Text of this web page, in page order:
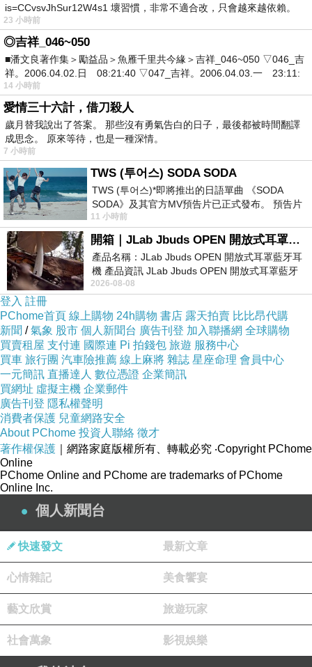
不過，在你搬去新家之前，我有一個小小的疑
問，想請教你——」
黃蜂急著拍動翅膀‥「你問吧！」
老松鼠看著牠，緩緩地問道‥
「你那一肚子，隨時準備蜇人的毒液，還有你那暴
躁易怒的壞脾氣，
是打算留在這裡，還是準備，隨身帶去新家
呢？」
黃蜂聽了，老羞成怒地，大叫道‥
「你這叫什麼話？這是我與生俱來的武器，難道‥
能平白無故丟下嗎？」
老松鼠聽了，嘆了一口氣，縮回樹洞前，丟下
最後一句話‥
「那麼，請記住我的忠告‥
到了花之谷，你很快又會發現‥那裡的居民，同
樣惡毒。
用不了多久，你那帶著毒刺的屁股，就會在那
裡，被憤怒的群眾，撕個粉碎。」
※寓意
故事描述‥不改自身劣根性，到哪都無法與人
相處，還總是把自身問題，歸咎於環境惡劣。
⊕一、江山易改，本性難移。
黃蜂滿腹怨氣，責怪身邊的鄰居惡毒，於是想
逃往世外桃源。
黃蜂想換新環境，卻不打算，改變自己愛蜇
人、暴躁的攻擊性。
不知道‥真正的「毒刺」和壞脾氣，都在自己
身上，不改掉本性，走到哪裡，都會覺得別人對不
起自己。
⊕二、盲目的環境逃避。
強烈諷刺現實生活中，某些「性格乖張、自私
自利」的人。
他們在人際關係中，處處碰壁，卻從不檢討自
⊕三、因果相隨的宿命‥
若一個人，不改變自己的缺點，與處事態度，
is=CCvsvJhSur12W4s1 壞習慣，非常不適合改，只會越來越依賴。
我害怕的
23 小時前
◎吉祥_046~050
■潘文良著作集＞勵益品＞魚雁千里共今緣＞吉祥_046~050 ▽046_吉
祥。2006.04.02.日 08:21:40 ▽047_吉祥。2006.04.03.一 23:11:
14 小時前
愛情三十六計，借刀殺人
歲月替我說出了答案。 那些沒有勇氣告白的日子，最後都被時間翻譯
成思念。 原來等待，也是一種深情。
7 小時前
TWS (투어스) SODA SODA
TWS (투어스)*即將推出的日語單曲 《SODA
SODA》及其官方MV預告片已正式發布。 預告片
一經發布， 就引發了粉絲們對這次夏季回
11 小時前
開箱｜JLab Jbuds OPEN 開放式耳罩藍牙耳機 - 設計美學，輕巧、透氣、環境音全物理達成！
產品名稱：JLab Jbuds OPEN 開放式耳罩藍牙耳
機 產品資訊 JLab Jbuds OPEN 開放式耳罩藍牙
耳機評語：非常有特色，值得喜愛美型工
2026-08-08
登入 註冊
PChome首頁 線上購物 24h購物 書店 露天拍賣 比比昂代購
新聞 /氣象 股市 個人新聞台 廣告刊登 加入聯播網 全球購物
買賣租屋 支付連 國際連 Pi 拍錢包 旅遊 服務中心
買車 旅行團 汽車險推薦 線上麻將 雜誌 星座命理 會員中心
一元簡訊 直播達人 數位憑證 企業簡訊
買網址 虛擬主機 企業郵件
廣告刊登 隱私權聲明
消費者保護 兒童網路安全
About PChome 投資人聯絡 徵才
著作權保護 ｜網路家庭版權所有、轉載必究 ‧Copyright PChome
Online
PChome Online and PChome are trademarks of PChome
Online Inc.
個人新聞台
快速發文 最新文章
心情雜記 美食饗宴
藝文欣賞 旅遊玩家
社會萬象 影視娛樂